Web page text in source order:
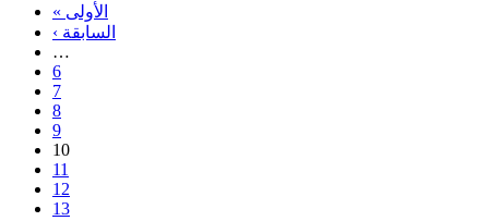
« الأولى
‹ السابقة
…
6
7
8
9
10
11
12
13